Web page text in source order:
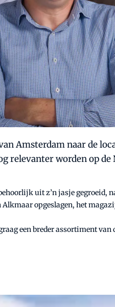
Amsterdam naar de
relevanter worden op
uit z’n jasje gegroeid,
opgeslagen, het
een breder assortiment